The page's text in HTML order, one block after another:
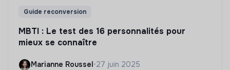
Guide reconversion
MBTI : Le test des 16 personnalités pour
mieux se connaître
Marianne Roussel •27 juin 2025